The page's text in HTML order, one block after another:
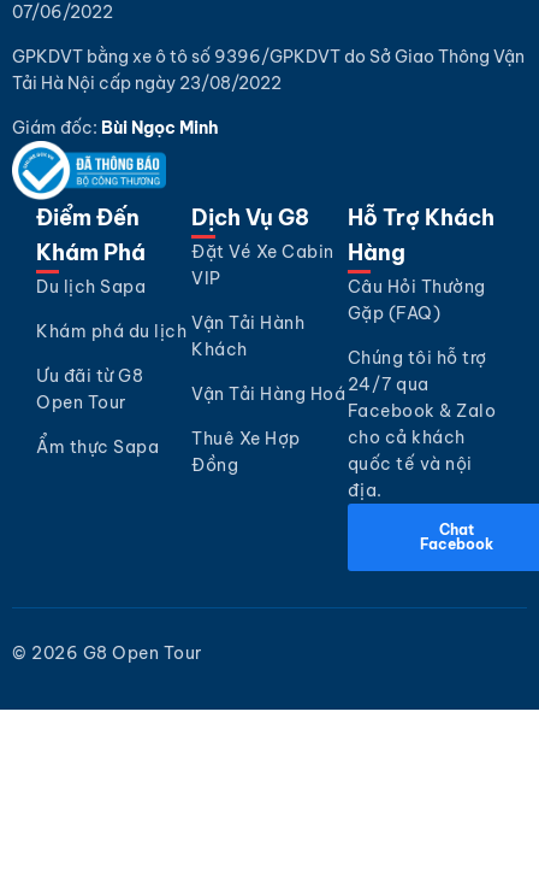
07/06/2022
GPKDVT bằng xe ô tô số 9396/GPKDVT do Sở Giao Thông Vận
Tải Hà Nội cấp ngày 23/08/2022
Giám đốc: Bùi Ngọc Minh
Điểm Đến
Khám Phá
Du lịch Sapa
Khám phá du lịch
Ưu đãi từ G8
Open Tour
Ẩm thực Sapa
Dịch Vụ G8
Đặt Vé Xe Cabin
VIP
Vận Tải Hành
Khách
Vận Tải Hàng Hoá
Thuê Xe Hợp
Đồng
Hỗ Trợ Khách
Hàng
Câu Hỏi Thường
Gặp (FAQ)
Chúng tôi hỗ trợ
24/7 qua
Facebook & Zalo
cho cả khách
quốc tế và nội
địa.
Chat
Facebook
© 2026 G8 Open Tour